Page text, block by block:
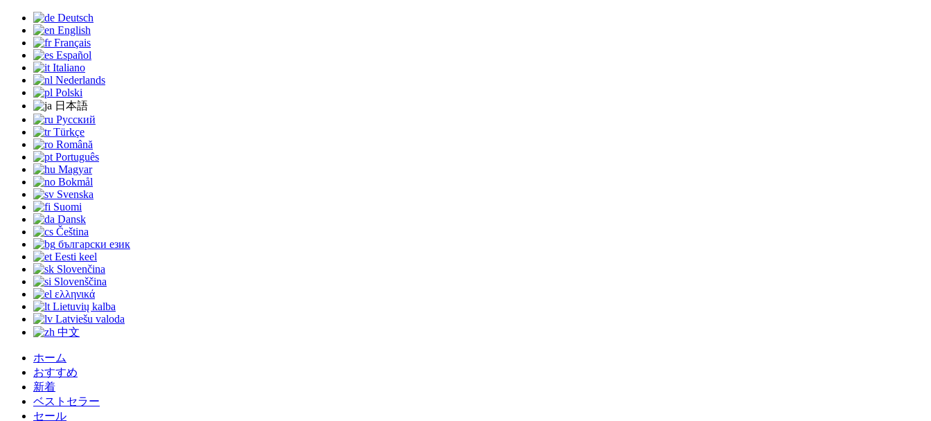
Deutsch
English
Français
Español
Italiano
Nederlands
Polski
日本語
Русский
Türkçe
Română
Português
Magyar
Bokmål
Svenska
Suomi
Dansk
Čeština
български език
Eesti keel
Slovenčina
Slovenščina
ελληνικά
Lietuvių kalba
Latviešu valoda
中文
ホーム
おすすめ
新着
ベストセラー
セール